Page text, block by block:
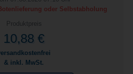
oder Selbstabholung
Produktpreis
10,88 €
& inkl. MwSt.